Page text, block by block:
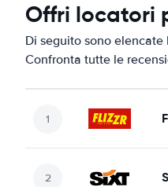
Offri locatori
Di seguito sono
Confronta tutte le